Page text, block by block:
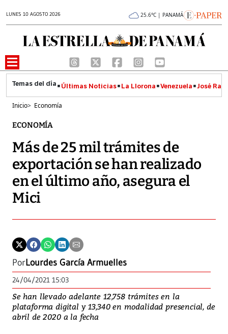
LUNES 10 AGOSTO 2026 25.6°C | PANAMÁ
Últimas Noticias La Llorona Venezuela José
Inicio> Economía
ECONOMÍA
Más de 25 mil trámites de
exportación se han realizado
en el último año, asegura el
Mici
PorLourdes García Armuelles
24/04/2021 15:03
Se han llevado adelante 12,758 trámites en la
plataforma digital y 13,340 en modalidad presencial, de
abril de 2020 a la fecha